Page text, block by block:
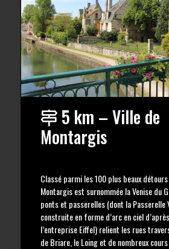
5 km – Ville de
Montargis
Classé parmi les 100 plus beaux détours
Montargis est surnommée la Venise du
ponts et passerelles (dont la Passerelle
construite en forme d’arc en ciel
l’entreprise Eiffel) relient les rues
de Briare, le Loing et de nombreux cours